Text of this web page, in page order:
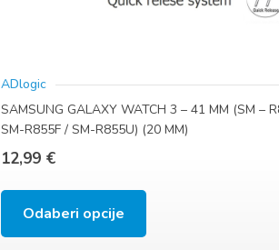
ADlogic
SAMSUNG GALAXY WATCH 3 – 41 MM (SM –
SM-R855F / SM-R855U) (20 MM)
12,99 €
Odaberi opcije
proizvod